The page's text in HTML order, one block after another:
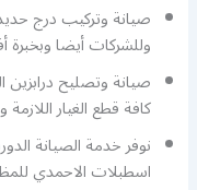
صيانة وتركيب درج
وللشركات أيضا
صيانة وتصليح
كافة قطع الغيار
نوفر خدمة الصيانة
اسطبلات الاحمدي